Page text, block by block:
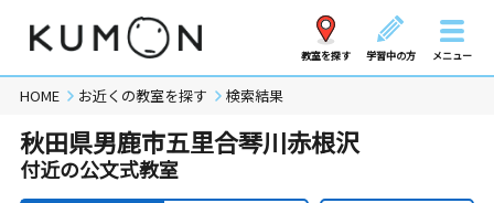
教室を探す 学習中の方 メニュー
HOME お近くの教室を探す 検索結果
秋田県男鹿市五里合琴川赤根沢
付近の公文式教室